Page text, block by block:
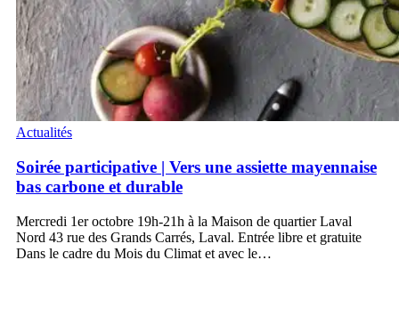
Soirée
|
Vers
une
mayennaise
bas
carbone
Actualités
Soirée participative | Vers une assiette mayennaise
bas carbone et durable
Mercredi 1er octobre 19h-21h à la Maison de quartier Laval
Nord 43 rue des Grands Carrés, Laval. Entrée libre et gratuite
Dans le cadre du Mois du Climat et avec le…